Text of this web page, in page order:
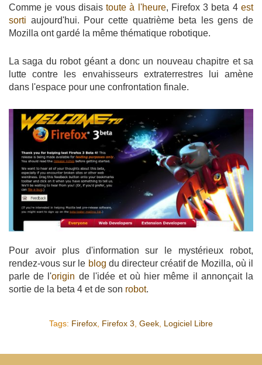
Comme je vous disaistoute à l'heure, Firefox 3 beta 4est
sorti aujourd'hui. Pour cette quatrième beta les gens de
Mozilla ont gardé la même thématique robotique.
La saga du robot géant a donc un nouveau chapitre et sa
lutte contre les envahisseurs extraterrestres lui amène
dans l'espace pour une confrontation finale.
Pour avoir plus d'information sur le mystérieux robot,
rendez-vous sur le blog du directeur créatif de Mozilla, où il
parle de l'origin de l'idée et où hier même il annonçait la
sortie de la beta 4 et de son robot.
Tags: Firefox Firefox 3 Geek Logiciel Libre